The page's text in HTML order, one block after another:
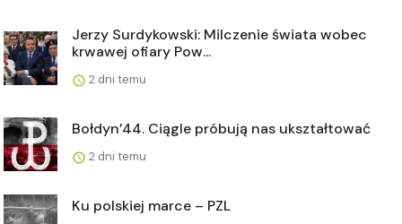
Jerzy Surdykowski: Milczenie świata wobec
krwawej ofiary Pow...
2 dni temu
Bołdyn’44. Ciągle próbują nas ukształtować
2 dni temu
Ku polskiej marce – PZL